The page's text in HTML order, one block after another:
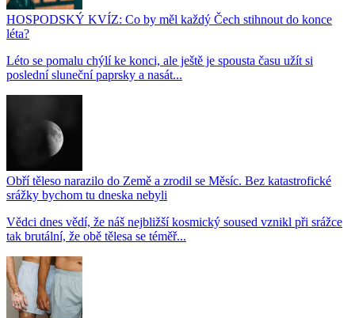
HOSPODSKÝ KVÍZ: Co by měl každý Čech stihnout do konce
léta?
Léto se pomalu chýlí ke konci, ale ještě je spousta času užít si
poslední sluneční paprsky a nasát...
Obří těleso narazilo do Země a zrodil se Měsíc. Bez katastrofické
srážky bychom tu dneska nebyli
Vědci dnes vědí, že náš nejbližší kosmický soused vznikl při srážce
tak brutální, že obě tělesa se téměř...